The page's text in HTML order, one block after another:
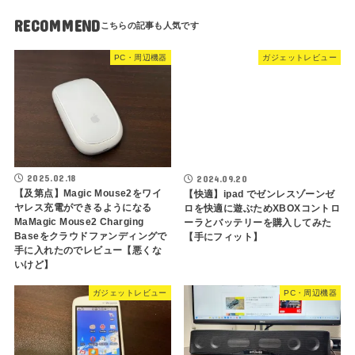
RECOMMEND
PC・周辺機器
2025.02.18
【及第点】Magic Mouse2をワイ
ヤレス充電ができるようになる
MaMagic Mouse2 Charging
Baseをクラウドファンディングで
手に入れたのでレビュー【悪くな
いけど】
ガジェットレビュー
2024.09.20
【快適】ipad でゼンレスゾーンゼ
ロを快適に遊ぶためXBOXコントロ
ーラとバッテリーを購入してみた
【手にフィット】
ガジェットレビュー PC・周辺機器